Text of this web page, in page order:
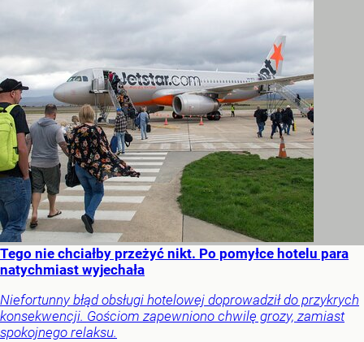
Tego nie chciałby przeżyć nikt. Po pomyłce hotelu para
natychmiast wyjechała
Niefortunny błąd obsługi hotelowej doprowadził do przykrych
konsekwencji. Gościom zapewniono chwilę grozy, zamiast
spokojnego relaksu.